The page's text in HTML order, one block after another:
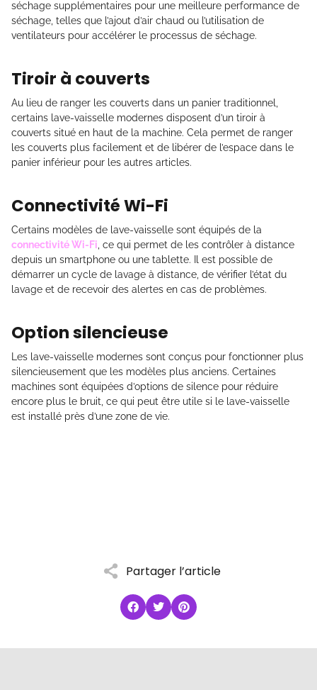
Partager l’article
séchage supplémentaires pour une meilleure performance de
séchage, telles que l’ajout d’air chaud ou l’utilisation de
ventilateurs pour accélérer le processus de séchage.
Tiroir à couverts
Au lieu de ranger les couverts dans un panier traditionnel,
certains lave-vaisselle modernes disposent d’un tiroir à
couverts situé en haut de la machine. Cela permet de ranger
les couverts plus facilement et de libérer de l’espace dans le
panier inférieur pour les autres articles.
Connectivité Wi-Fi
Certains modèles de lave-vaisselle sont équipés de la
connectivité Wi-Fi, ce qui permet de les contrôler à distance
depuis un smartphone ou une tablette. Il est possible de
démarrer un cycle de lavage à distance, de vérifier l’état du
lavage et de recevoir des alertes en cas de problèmes.
Option silencieuse
Les lave-vaisselle modernes sont conçus pour fonctionner plus
silencieusement que les modèles plus anciens. Certaines
machines sont équipées d’options de silence pour réduire
encore plus le bruit, ce qui peut être utile si le lave-vaisselle
est installé près d’une zone de vie.